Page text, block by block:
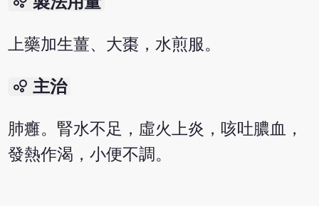
上藥加生薑、大棗，水煎服。
bubble_chart 主治
肺癰。腎水不足，虛火上炎，咳吐膿血，
發熱作渴，小便不調。